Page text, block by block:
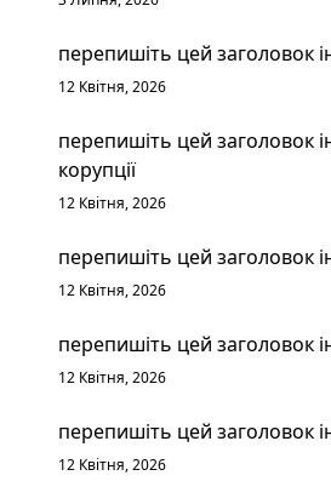
перепишіть цей заголовок
12 Квітня, 2026
перепишіть цей заголовок
корупції
12 Квітня, 2026
перепишіть цей заголовок
12 Квітня, 2026
перепишіть цей заголовок
12 Квітня, 2026
перепишіть цей заголовок
12 Квітня, 2026